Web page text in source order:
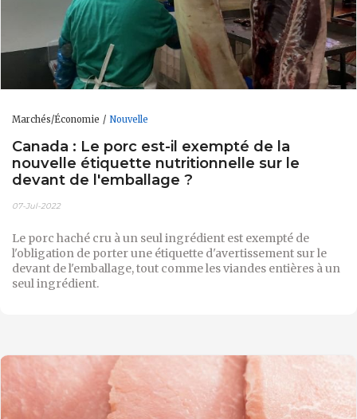
Marchés/Économie Nouvelle
Canada : Le porc est-il exempté de la
nouvelle étiquette nutritionnelle sur le
devant de l'emballage ?
07-Jul-2022
Le porc haché cru à un seul ingrédient est exempté de
l'obligation de porter une étiquette d'avertissement sur le
devant de l'emballage, tout comme les viandes entières à un
seul ingrédient.